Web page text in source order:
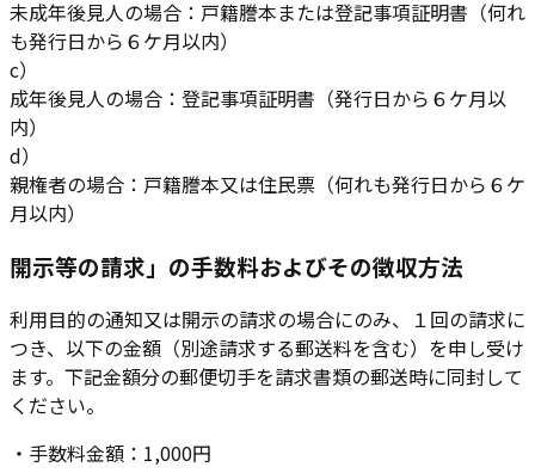
未成年後見人の場合：戸籍謄本または登記事項証明書（何れ
も発行日から６ケ月以内）
c）
成年後見人の場合：登記事項証明書（発行日から６ケ月以
内）
d）
親権者の場合：戸籍謄本又は住民票（何れも発行日から６ケ
月以内）
開示等の請求」の手数料およびその徴収方法
利用目的の通知又は開示の請求の場合にのみ、１回の請求に
つき、以下の金額（別途請求する郵送料を含む）を申し受け
ます。下記金額分の郵便切手を請求書類の郵送時に同封して
ください。
・手数料金額：1,000円